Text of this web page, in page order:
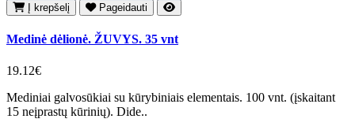
Į krepšelį Pageidauti
Medinė dėlionė. ŽUVYS. 35 vnt
19.12€
Mediniai galvosūkiai su kūrybiniais elementais. 100 vnt. (įskaitant
15 neįprastų kūrinių). Dide..